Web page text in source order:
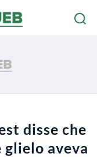
disse che
glielo aveva